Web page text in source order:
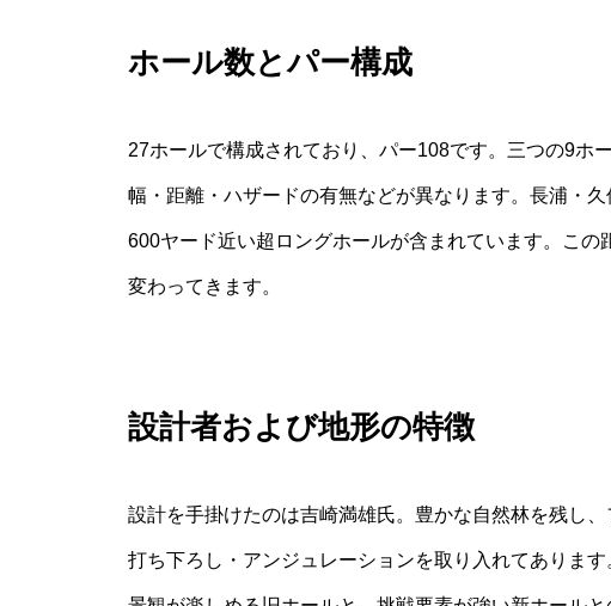
ホール数とパー構成
27ホールで構成されており、パー108です。三つの9ホ
幅・距離・ハザードの有無などが異なります。長浦・
600ヤード近い超ロングホールが含まれています。この
変わってきます。
設計者および地形の特徴
設計を手掛けたのは吉崎満雄氏。豊かな自然林を残し
打ち下ろし・アンジュレーションを取り入れてありま